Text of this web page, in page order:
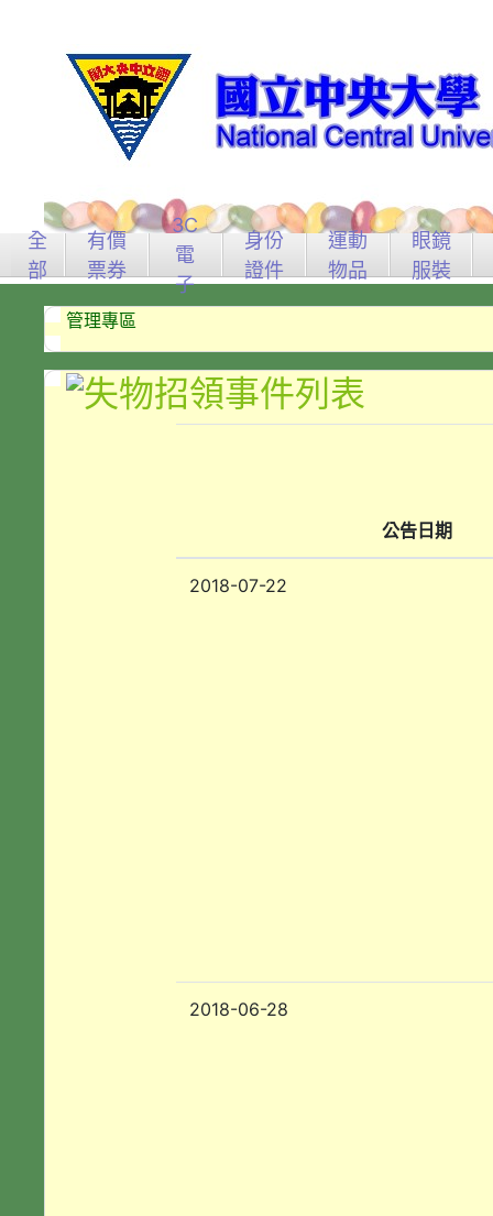
全
部
有價
票券
3C
電
子
身份
證件
運動
物品
眼鏡
服裝
管理專區
公告日期
2018-07-22
2018-06-28